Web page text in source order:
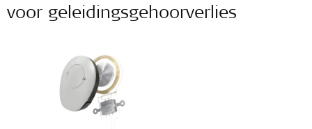
voor geleidingsgehoorverlies